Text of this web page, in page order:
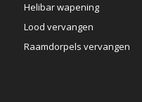
Helibar wapening
Lood vervangen
Raamdorpels vervangen